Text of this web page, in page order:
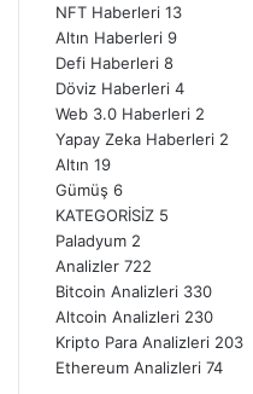
NFT Haberleri 13
Altın Haberleri 9
Defi Haberleri 8
Döviz Haberleri 4
Web 3.0 Haberleri 2
Yapay Zeka Haberleri 2
Altın 19
Gümüş 6
KATEGORİSİZ 5
Paladyum 2
Analizler 722
Bitcoin Analizleri 330
Altcoin Analizleri 230
Kripto Para Analizleri 203
Ethereum Analizleri 74